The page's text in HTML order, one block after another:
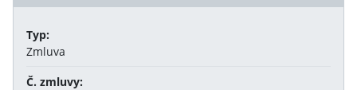
Typ:
Zmluva
Č. zmluvy: